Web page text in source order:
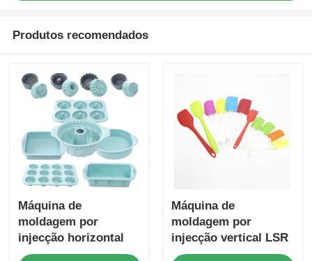
Produtos recomendados
Máquina de
moldagem por
injecção horizontal
LSR para molde de
Máquina de
moldagem por
injecção vertical LSR
para raspadores de